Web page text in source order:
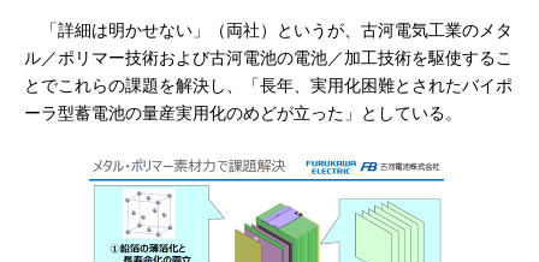
「詳細は明かせない」（両社）というが、古河電気工業のメタ
ル／ポリマー技術および古河電池の電池／加工技術を駆使するこ
とでこれらの課題を解決し、「長年、実用化困難とされたバイポ
ーラ型蓄電池の量産実用化のめどが立った」としている。